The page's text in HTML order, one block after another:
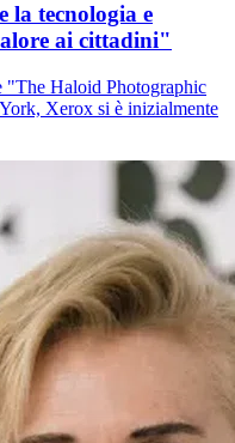
la tecnologia e
ai cittadini"
"The Haloid Photographic
Xerox si è inizialmente